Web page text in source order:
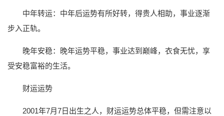
中年转运：中年后运势有所好转，得贵人相助，事业逐渐
步入正轨。
晚年安稳：晚年运势平稳，事业达到巅峰，衣食无忧，享
受安稳富裕的生活。
财运运势
2001年7月7日出生之人，财运运势总体平稳，但需注意以